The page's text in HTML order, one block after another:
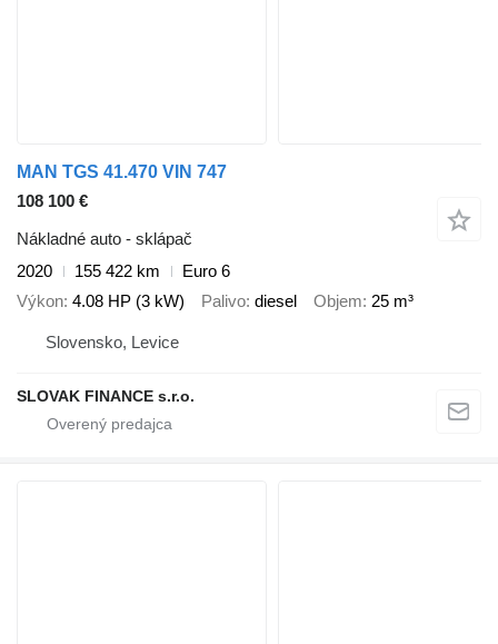
MAN TGS 41.470 VIN 747
108 100 €
Nákladné auto - sklápač
2020
155 422 km
Euro 6
Výkon 4.08 HP (3 kW) Palivo diesel Objem 25 m³
Slovensko, Levice
SLOVAK FINANCE s.r.o.